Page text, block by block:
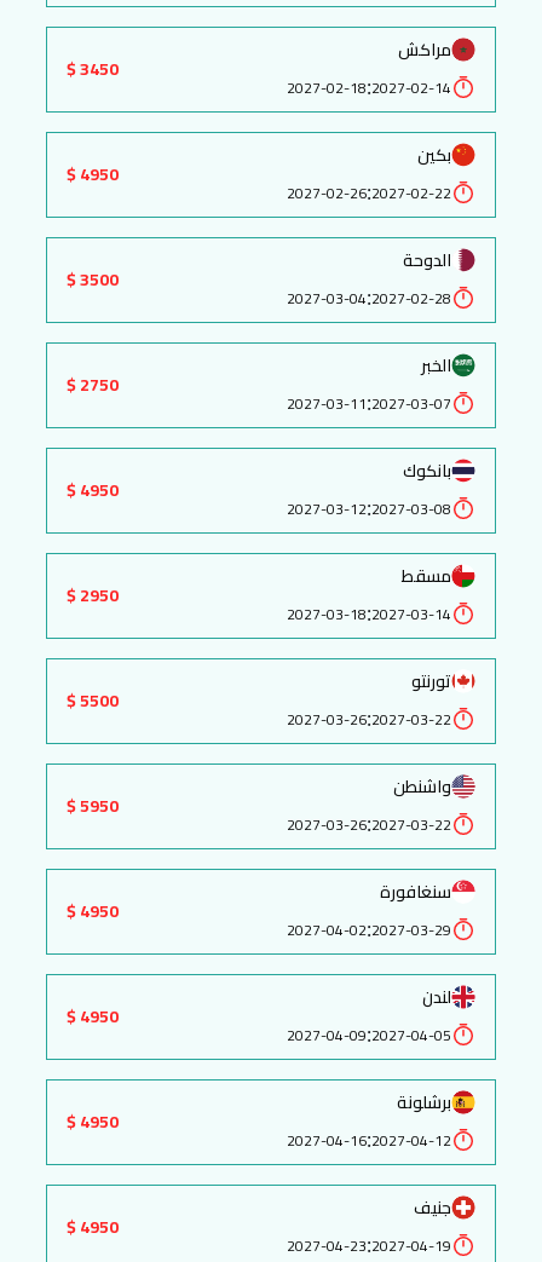
مراكش
2027-02-14
:
2027-02-18
3450 $
بكين
2027-02-22
:
2027-02-26
4950 $
الدوحة
2027-02-28
:
2027-03-04
3500 $
الخبر
2027-03-07
:
2027-03-11
2750 $
بانكوك
2027-03-08
:
2027-03-12
4950 $
مسقط
2027-03-14
:
2027-03-18
2950 $
تورنتو
2027-03-22
:
2027-03-26
5500 $
واشنطن
2027-03-22
:
2027-03-26
5950 $
سنغافورة
2027-03-29
:
2027-04-02
4950 $
لندن
2027-04-05
:
2027-04-09
4950 $
برشلونة
2027-04-12
:
2027-04-16
4950 $
جنيف
2027-04-19
:
2027-04-23
4950 $